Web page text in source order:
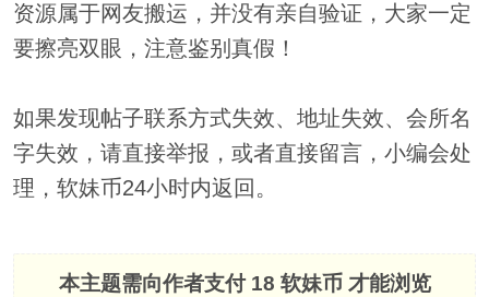
资源属于网友搬运，并没有亲自验证，大家一定
要擦亮双眼，注意鉴别真假！
如果发现帖子联系方式失效、地址失效、会所名
字失效，请直接举报，或者直接留言，小编会处
理，软妹币24小时内返回。
本主题需向作者支付 18 软妹币 才能浏览